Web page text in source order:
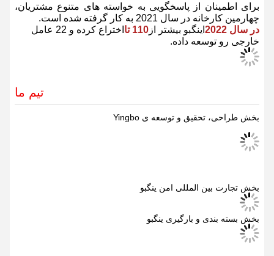
گسترش مقیاس تولید، چهارمین کارخانه تاسیس شد، برند
ینگبو بیش از پنجاه کشور و مناطق را پوشش داد
در سال 2020
برای اطمینان از پاسخگویی به خواسته های متنوع مشتریان،
بخش تجارت بین المللی امن ینگبو